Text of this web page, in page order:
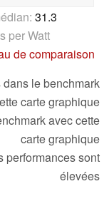
31.3
per Watt
de comparaison
le benchmark
carte graphique
avec cette
carte graphique
performances sont
élevées